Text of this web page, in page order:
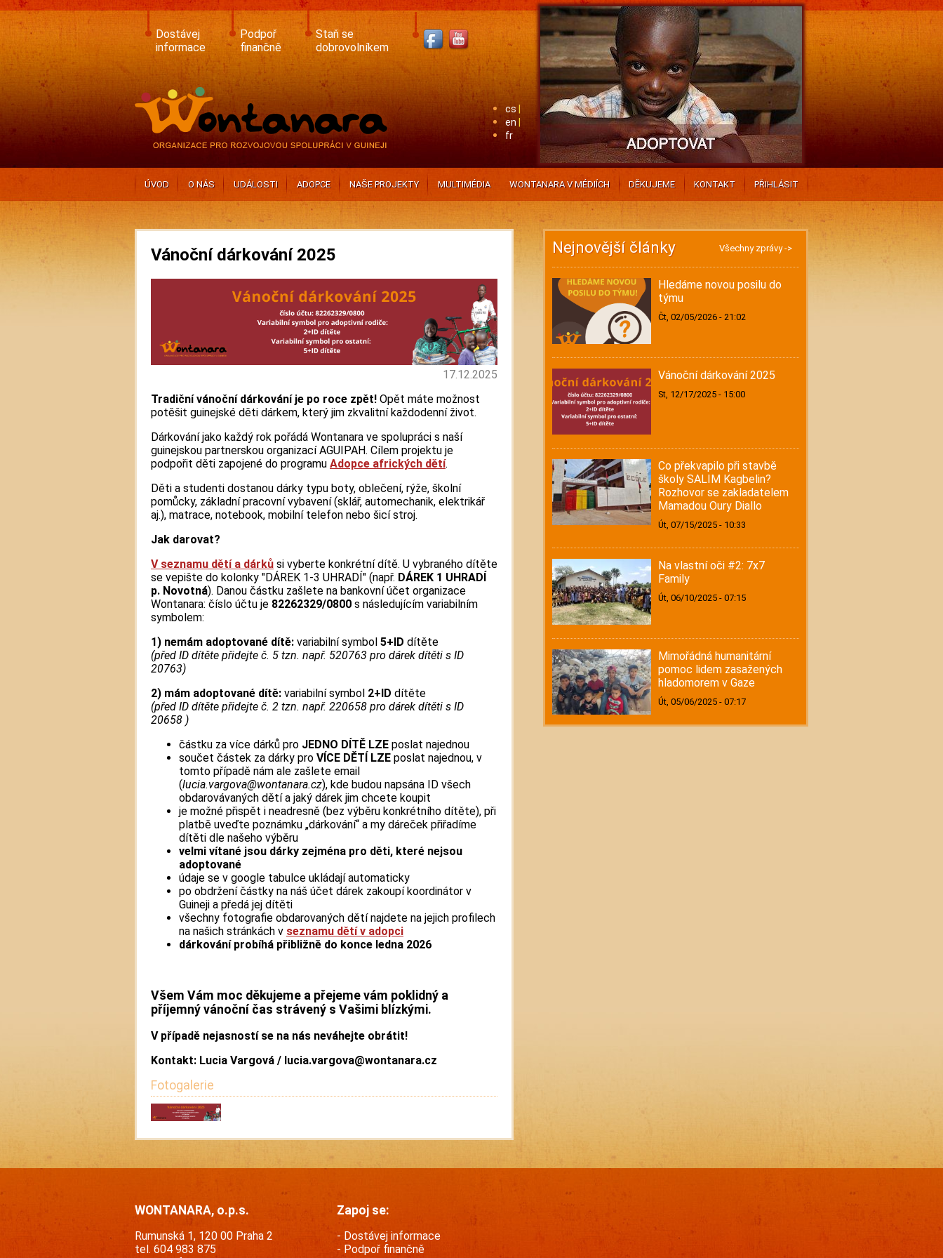
Skip
to
content
Dostávej
informace
Podpoř
finančně
Staň se
dobrovolníkem
cs
en
fr
ÚVOD O NÁS UDÁLOSTI ADOPCE NAŠE PROJEKTY MULTIMÉDIA WONTANARA V MÉDIÍCH DĚKUJEME KONTAKT PŘIHLÁSIT
Vánoční dárkování 2025
17.12.2025
Tradiční vánoční dárkování je po roce zpět! Opět máte možnost
potěšit guinejské děti dárkem, který jim zkvalitní každodenní život.
Dárkování jako každý rok pořádá Wontanara ve spolupráci s naší
guinejskou partnerskou organizací AGUIPAH. Cílem projektu je
podpořit děti zapojené do programu Adopce afrických dětí.
Děti a studenti dostanou dárky typu boty, oblečení, rýže, školní
pomůcky, základní pracovní vybavení (sklář, automechanik, elektrikář
aj.), matrace, notebook, mobilní telefon nebo šicí stroj.
Jak darovat?
V seznamu dětí a dárků si vyberte konkrétní dítě. U vybraného dítěte
se vepište do kolonky "DÁREK 1-3 UHRADÍ" (např. DÁREK 1 UHRADÍ
p. Novotná). Danou částku zašlete na bankovní účet organizace
Wontanara: číslo účtu je 82262329/0800 s následujícím variabilním
symbolem:
1) nemám adoptované dítě: variabilní symbol 5+ID dítěte
(před ID dítěte přidejte č. 5 tzn. např. 520763 pro dárek dítěti s ID
20763)
2) mám adoptované dítě: variabilní symbol 2+ID dítěte
(před ID dítěte přidejte č. 2 tzn. např. 220658 pro dárek dítěti s ID
20658 )
částku za více dárků pro JEDNO DÍTĚ LZE poslat najednou
součet částek za dárky pro VÍCE DĚTÍ LZE poslat najednou, v
tomto případě nám ale zašlete email
(lucia.vargova@wontanara.cz), kde budou napsána ID všech
obdarovávaných dětí a jaký dárek jim chcete koupit
je možné přispět i neadresně (bez výběru konkrétního dítěte), při
platbě uveďte poznámku „dárkování“ a my dáreček přiřadíme
dítěti dle našeho výběru
velmi vítané jsou dárky zejména pro děti, které nejsou
adoptované
údaje se v google tabulce ukládají automaticky
po obdržení částky na náš účet dárek zakoupí koordinátor v
Guineji a předá jej dítěti
všechny fotografie obdarovaných dětí najdete na jejich profilech
na našich stránkách v seznamu dětí v adopci
dárkování probíhá přibližně do konce ledna 2026
Všem Vám moc děkujeme a přejeme vám poklidný a
příjemný vánoční čas strávený s Vašimi blízkými.
V případě nejasností se na nás neváhejte obrátit!
Kontakt: Lucia Vargová / lucia.vargova@wontanara.cz
Fotogalerie
Nejnovější články Všechny zprávy ->
Hledáme novou posilu do
týmu
Čt, 02/05/2026 - 21:02
Vánoční dárkování 2025
St, 12/17/2025 - 15:00
Co překvapilo při stavbě
školy SALIM Kagbelin?
Rozhovor se zakladatelem
Mamadou Oury Diallo
Út, 07/15/2025 - 10:33
Na vlastní oči #2: 7x7
Family
Út, 06/10/2025 - 07:15
Mimořádná humanitární
pomoc lidem zasažených
hladomorem v Gaze
Út, 05/06/2025 - 07:17
WONTANARA, o.p.s.
Rumunská 1, 120 00 Praha 2
tel. 604 983 875
Zapoj se:
Dostávej informace
Podpoř finančně